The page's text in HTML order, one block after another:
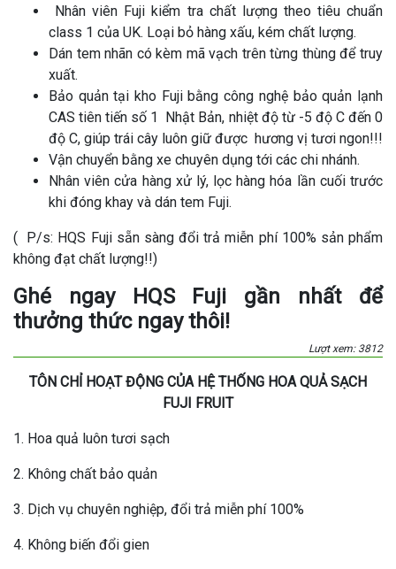
Nhân viên Fuji kiểm tra chất lượng theo tiêu chuẩn
class 1 của UK. Loại bỏ hàng xấu, kém chất lượng.
Dán tem nhãn có kèm mã vạch trên từng thùng để truy
xuất.
Bảo quản tại kho Fuji bằng công nghệ bảo quản lạnh
CAS tiên tiến số 1 Nhật Bản, nhiệt độ từ -5 độ C đến 0
độ C, giúp trái cây luôn giữ được hương vị tươi ngon!!!
Vận chuyển bằng xe chuyên dụng tới các chi nhánh.
Nhân viên cửa hàng xử lý, lọc hàng hóa lần cuối trước
khi đóng khay và dán tem Fuji.
( P/s: HQS Fuji sẵn sàng đổi trả miễn phí 100% sản phẩm
không đạt chất lượng!!)
Ghé ngay HQS Fuji gần nhất để
thưởng thức ngay thôi!
Lượt xem: 3812
TÔN CHỈ HOẠT ĐỘNG CỦA HỆ THỐNG HOA QUẢ SẠCH
FUJI FRUIT
1. Hoa quả luôn tươi sạch
2. Không chất bảo quản
3. Dịch vụ chuyên nghiệp, đổi trả miễn phí 100%
4. Không biến đổi gien